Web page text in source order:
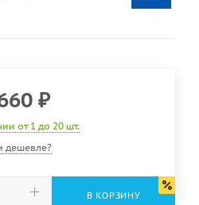
₽
от 1 до 20 шт.
дешевле?
В КОРЗИНУ